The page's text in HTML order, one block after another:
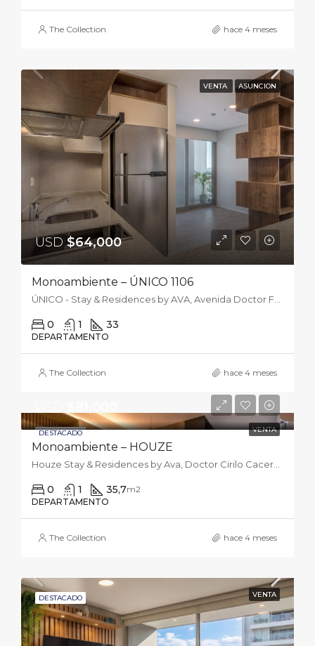
The Collection hace 4 meses
VENTA ASUNCION
USD$64,000
Monoambiente – ÚNICO 1106
0 1 33
DEPARTAMENTO
The Collection hace 4 meses
DESTACADO VENTA
Monoambiente – HOUZE
0 1 35,7m2
DEPARTAMENTO
The Collection hace 4 meses
DESTACADO VENTA